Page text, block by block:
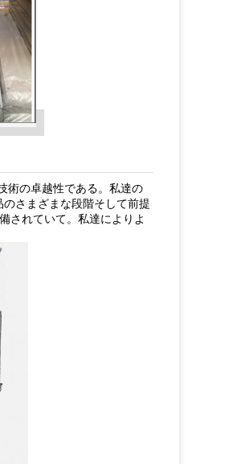
術の卓越性である。私達の
さまざまな段階そして前提
されていて。私達によりよ